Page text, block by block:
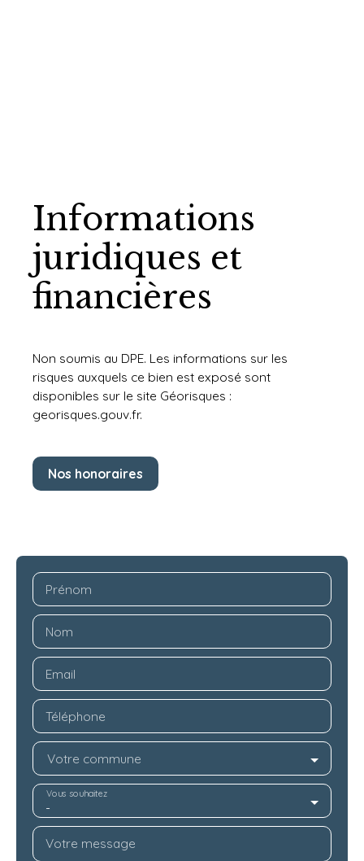
Informations
juridiques et
financières
Non soumis au DPE. Les informations sur les
risques auxquels ce bien est exposé sont
disponibles sur le site Géorisques :
georisques.gouv.fr.
Nos honoraires
Prénom
Nom
Email
Téléphone
Votre commune
-
Vous souhaitez
Votre message